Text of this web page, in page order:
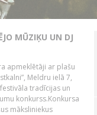
MŪZIĶU UN DJ
apmeklētāji ar plašu
Meldru ielā 7,
tradīcijas un
konkurss.Konkursa
māksliniekus